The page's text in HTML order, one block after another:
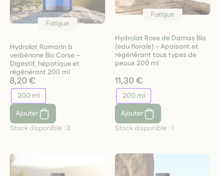
Fatigue
Hydrolat Romarin à
verbénone Bio Corse –
Digestif, hépatique et
régénérant 200 ml
8,20 €
200 ml
Ajouter
Stock disponible : 3
Fatigue
Hydrolat Rose de Damas Bio
(eau florale) – Apaisant et
régénérant tous types de
peaux 200 ml
11,30 €
200 ml
Ajouter
Stock disponible :1